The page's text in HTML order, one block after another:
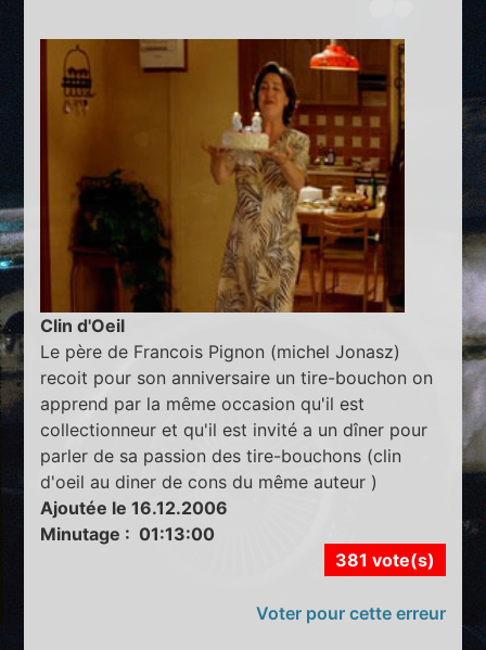
Clin d'Oeil
Le père de Francois Pignon (michel Jonasz)
recoit pour son anniversaire un tire-bouchon on
apprend par la même occasion qu'il est
collectionneur et qu'il est invité a un dîner pour
parler de sa passion des tire-bouchons (clin
d'oeil au diner de cons du même auteur )
Ajoutée le 16.12.2006
Minutage : 01:13:00
381 vote(s)
Voter pour cette erreur